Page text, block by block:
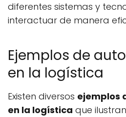
diferentes sistemas y
interactuar de manera
Ejemplos de
en la logística
Existen diversos ejemplos
en la logística que